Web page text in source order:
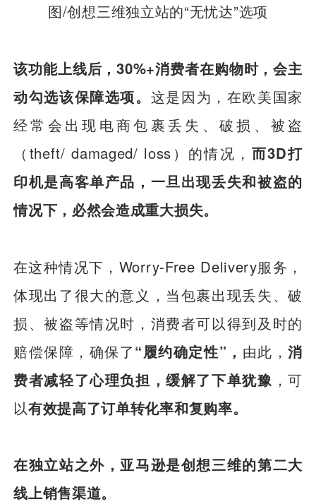
图/创想三维独立站的“无忧达”选项
该功能上线后，30%+消费者在购物时，会主
动勾选该保障选项。 这是因为，在欧美国家
经常会出现电商包裹丢失、破损、被盗
（theft/ damaged/ loss）的情况， 而3D打
印机是高客单产品，一旦出现丢失和被盗的
情况下，必然会造成重大损失。
在这种情况下，Worry-Free Delivery服务，
体现出了很大的意义，当包裹出现丢失、破
损、被盗等情况时，消费者可以得到及时的
赔偿保障，确保了“履约确定性”， 由此，消
费者减轻了心理负担，缓解了下单犹豫 ，可
以有效提高了订单转化率和复购率。
在独立站之外，亚马逊是创想三维的第二大
线上销售渠道。